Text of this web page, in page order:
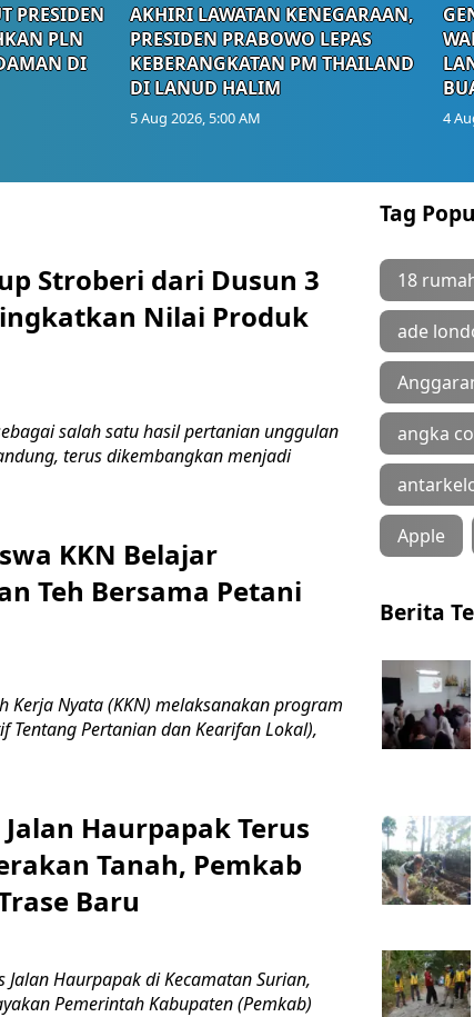
PRESIDEN
PLN
DI
AKHIRI LAWATAN KENEGARAAN,
PRESIDEN PRABOWO LEPAS
KEBERANGKATAN PM THAILAND
DI LANUD HALIM
5 Aug 2026, 5:00 AM 4
Stroberi dari Dusun 3
Nilai Produk
sebagai salah satu hasil pertanian unggulan
terus dikembangkan menjadi
KKN Belajar
Teh Bersama Petani
Kerja Nyata (KKN) melaksanakan program
Tentang Pertanian dan Kearifan Lokal),
Haurpapak Terus
Tanah, Pemkab
Baru
Jalan Haurpapak di Kecamatan Surian,
Pemerintah Kabupaten (Pemkab)
Tag
18
ade
angka
Apple
Berita